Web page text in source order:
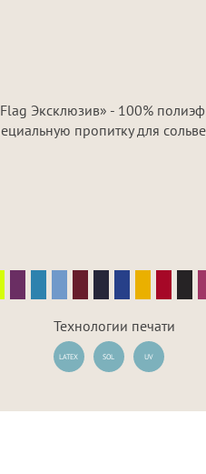
Эксклюзив» - 100%
пропитку для
Технологии печати
LATEX SOL UV